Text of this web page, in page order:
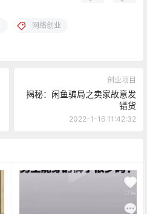
网络创业
创业项目
揭秘：闲鱼骗局之卖家故意发
错货
2022-1-16 11:42:32